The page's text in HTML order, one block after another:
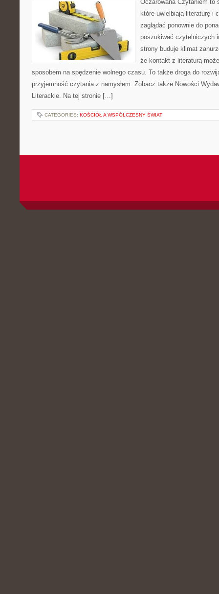
Oczarowana Czytaniem to
które uwielbiają literaturę i
zaglądać ponownie do
poszukiwać czytelniczych
strony buduje klimat
że kontakt z literaturą
sposobem na spędzenie wolnego czasu. To także droga do
przyjemność czytania z namysłem. Zobacz także Nowości
Literackie. Na tej stronie […]
CATEGORIES: KOŚCIÓŁ A WSPÓŁCZESNY ŚWIAT